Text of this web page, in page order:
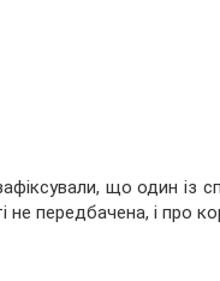
що один із
не передбачена, і про